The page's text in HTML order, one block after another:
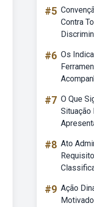
#5
Contra
#6 Os
#7 O Que
Situação
#8 Ato
#9 Ação